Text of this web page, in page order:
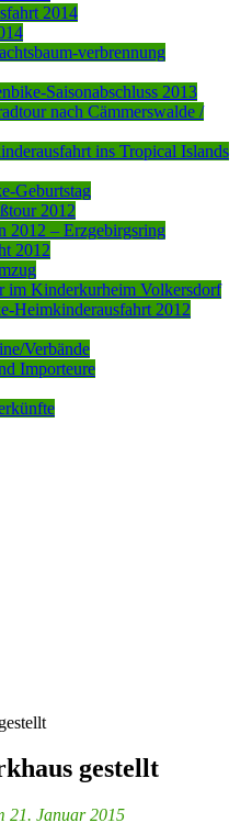
2014
verbrennung
Saisonabschluss 2013
nach Cämmerswalde /
ins Tropical Islands
Geburtstag
2012
2012 – Erzgebirgsring
2012
im Kinderkurheim Volkersdorf
Heimkinderausfahrt 2012
Verbände
Importeure
gestellt
21. Januar 2015